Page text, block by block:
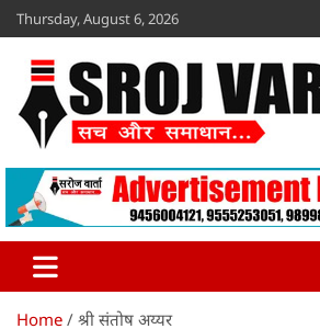
Skip
to
content
Thursday, August 6, 2026
Sroj Varta
www.srojvarta.in
Home श्री संतोष अय्यर